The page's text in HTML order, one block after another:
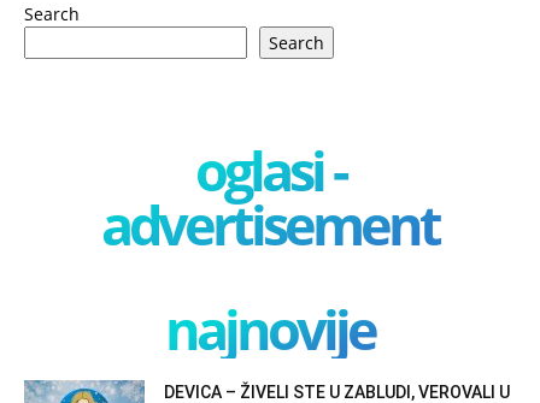
Search
Search
oglasi -
advertisement
najnovije
DEVICA – ŽIVELI STE U ZABLUDI, VEROVALI U